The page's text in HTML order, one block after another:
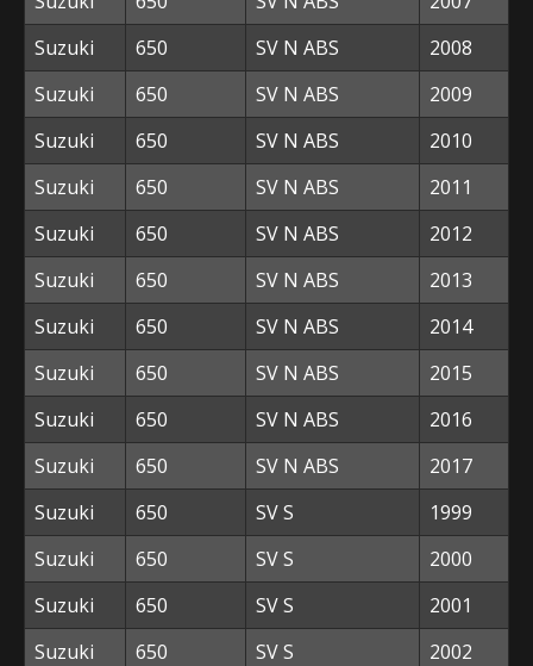
Suzuki
650 SV N ABS
2008
Suzuki
650 SV N ABS
2009
Suzuki
650 SV N ABS
2010
Suzuki
650 SV N ABS
2011
Suzuki
650 SV N ABS
2012
Suzuki
650 SV N ABS
2013
Suzuki
650 SV N ABS
2014
Suzuki
650 SV N ABS
2015
Suzuki
650 SV N ABS
2016
Suzuki
650 SV N ABS
2017
Suzuki
650 SV S
1999
Suzuki
650 SV S
2000
Suzuki
650 SV S
2001
Suzuki
650 SV S
2002